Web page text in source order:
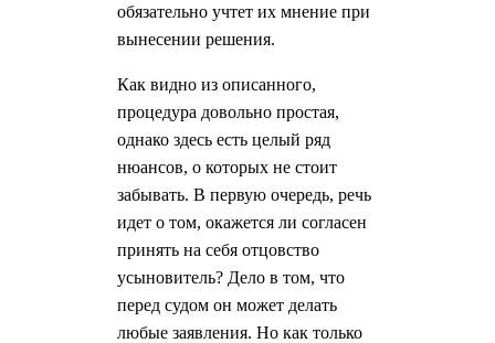
обязательно учтет их мнение при
вынесении решения.
Как видно из описанного,
процедура довольно простая,
однако здесь есть целый ряд
нюансов, о которых не стоит
забывать. В первую очередь, речь
идет о том, окажется ли согласен
принять на себя отцовство
усыновитель? Дело в том, что
перед судом он может делать
любые заявления. Но как только